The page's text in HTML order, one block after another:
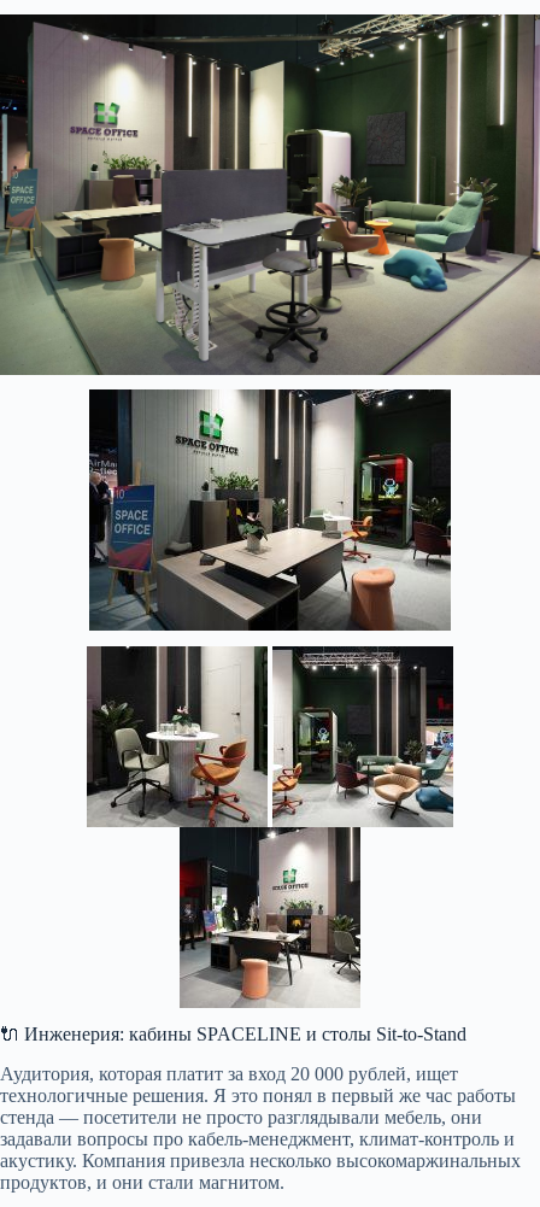
🔌 Инженерия: кабины SPACELINE и столы Sit-to-Stand
Аудитория, которая платит за вход 20 000 рублей, ищет
технологичные решения. Я это понял в первый же час работы
стенда — посетители не просто разглядывали мебель, они
задавали вопросы про кабель-менеджмент, климат-контроль и
акустику. Компания привезла несколько высокомаржинальных
продуктов, и они стали магнитом.